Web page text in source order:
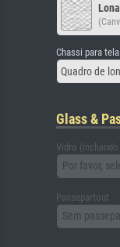
Chassi para tela
Quadro de
Glass &
Vidro
Por favor,
Passepartout
Sem